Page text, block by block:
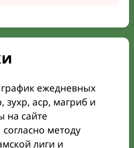
ежедневных
зухр, аср, магриб и
на сайте
методу
лиги и